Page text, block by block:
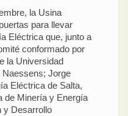
la Usina
para llevar
Eléctrica que, junto a
conformado por
la Universidad
Naessens; Jorge
Eléctrica de Salta,
de Minería y Energía
y Desarrollo